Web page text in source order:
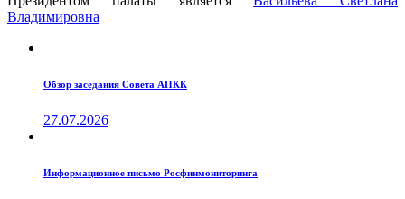
Владимировна
Обзор заседания Совета АПКК
27.07.2026
Информационное письмо Росфинмониторинга